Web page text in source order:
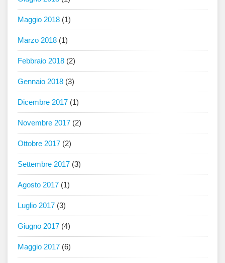
Maggio 2018 (1)
Marzo 2018 (1)
Febbraio 2018 (2)
Gennaio 2018 (3)
Dicembre 2017 (1)
Novembre 2017 (2)
Ottobre 2017 (2)
Settembre 2017 (3)
Agosto 2017 (1)
Luglio 2017 (3)
Giugno 2017 (4)
Maggio 2017 (6)